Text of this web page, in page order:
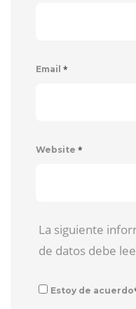
Email *
Website *
La siguiente
de datos debe
Estoy de acuerdo